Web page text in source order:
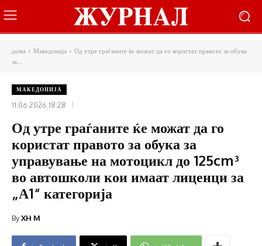
дома Македонија
Од утре граѓаните ќе можат да го користат правото за обука
за...
МАКЕДОНИЈА
11.06.2026 18:28
Од утре граѓаните ќе можат да го
користат правото за обука за
управување на мотоцикл до 125cm³
во автошколи кои имаат лиценци за
„А1“ категорија
ByXH M